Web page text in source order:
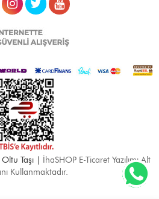
Taşı | İhaSHOP E-Ticaret Yazılımı Alt
Kullanmaktadır.